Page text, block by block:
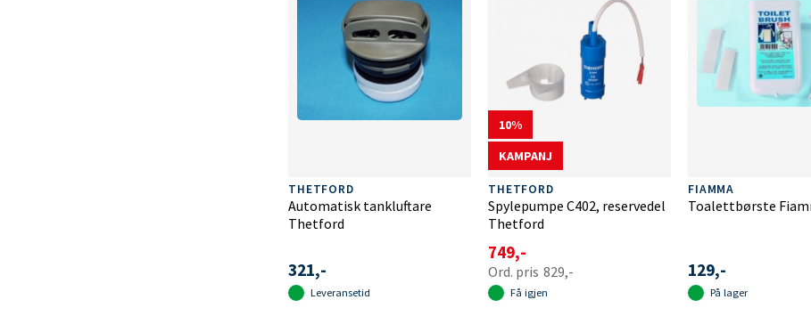
THETFORD
Automatisk tankluftare
Thetford
321,-
Leveransetid
10
KAMPANJ
THETFORD
Spylepumpe C402, reservedel
Thetford
749,-
829,-
Få igjen
FIAMMA
Toalettbørste
129,-
På lager